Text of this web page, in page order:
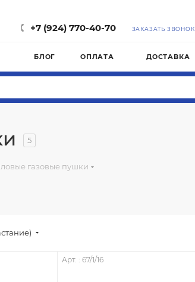
+7 (924) 770-40-70 ЗАКАЗАТЬ ЗВОНОК
БЛОГ ОПЛАТА ДОСТАВКА
5
газовые пушки
Арт. : 67/1/16